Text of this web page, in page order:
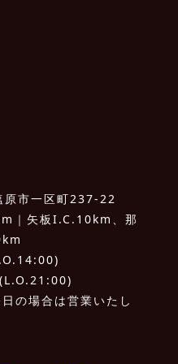
市一区町237-22
｜矢板I.C.10km、那
の場合は営業いたし